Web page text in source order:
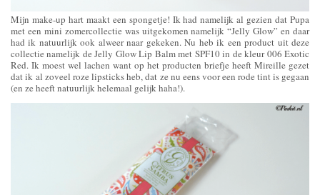
Mijn make-up hart maakt een spongetje! Ik had namelijk al gezien dat Pupa
met een mini zomercollectie was uitgekomen namelijk “Jelly Glow” en daar
had ik natuurlijk ook alweer naar gekeken. Nu heb ik een product uit deze
collectie namelijk de Jelly Glow Lip Balm met SPF10 in de kleur 006 Exotic
Red. Ik moest wel lachen want op het producten briefje heeft Mireille gezet
dat ik al zoveel roze lipsticks heb, dat ze nu eens voor een rode tint is gegaan
(en ze heeft natuurlijk helemaal gelijk haha!).